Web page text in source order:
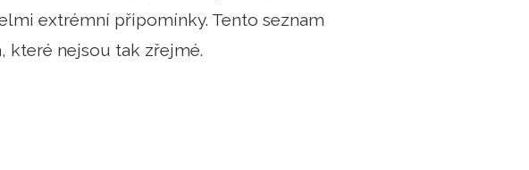
extrémní připomínky. Tento seznam
které nejsou tak zřejmé.